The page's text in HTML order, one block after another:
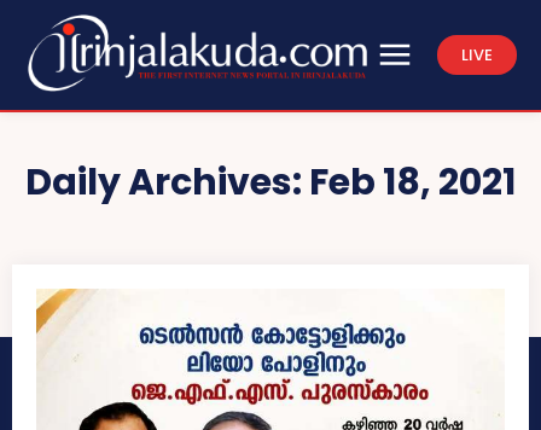
LIVE
Daily Archives: Feb 18, 2021